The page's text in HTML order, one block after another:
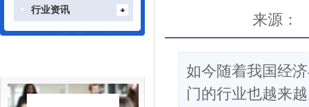
行业资讯
来源：
如今随着我国经
门的行业也越来